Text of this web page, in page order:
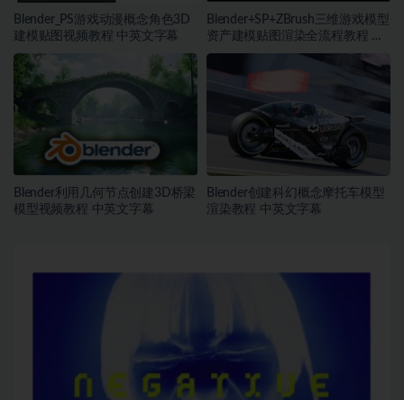
Blender_PS游戏动漫概念角色3D
建模贴图视频教程 中英文字幕
Blender+SP+ZBrush三维游戏模型
资产建模贴图渲染全流程教程 中
文字幕
Blender利用几何节点创建3D桥梁
模型视频教程 中英文字幕
Blender创建科幻概念摩托车模型
渲染教程 中英文字幕